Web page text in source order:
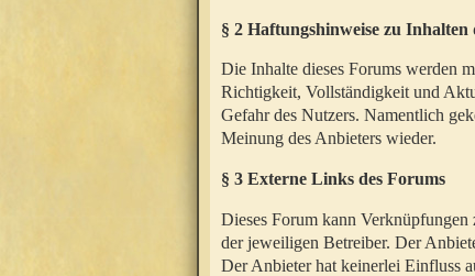
§ 2 Haftungshinweise zu Inhalten
Die Inhalte dieses Forums werden
Richtigkeit, Vollständigkeit und
Gefahr des Nutzers. Namentlich
Meinung des Anbieters wieder.
§ 3 Externe Links des Forums
Dieses Forum kann
der jeweiligen Betreiber. Der
Der Anbieter hat keinerlei Einfluss